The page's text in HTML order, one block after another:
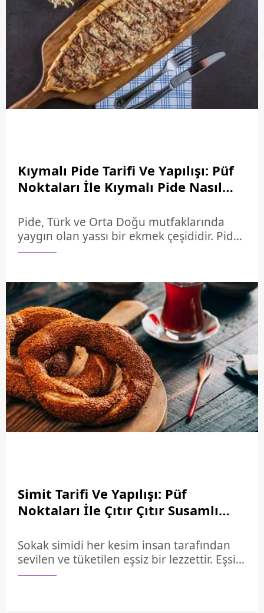
Kıymalı Pide Tarifi Ve Yapılışı: Püf
Noktaları İle Kıymalı Pide Nasıl
Pide, Türk ve Orta Doğu mutfaklarında
yaygın olan yassı bir ekmek çeşididir. Pide
tarifi kıymalı, patatesli, peynirli, pastırmalı
ayrılmaktadır. Pide tarifi denilince akla ilk
gelen lezzet kıymalı pide tarifidir. Eşsiz
lezzetiyle ve mis kokusuyla pide tarifi
sofranızdan hiç eksik olmayacak. Un, yağ,
kurumaya, şeker gibi malzemelerle
yapılan hamura kıyma, soğan, yeşilbiber
gibi malzemelerle iç harç hazırlanmaktadır.
Eşsiz lezzetiyle misafir sofralarında
başköşeye kurulacak pide tarifi: Kıymalı
pide nasıl yapılır?
Simit Tarifi Ve Yapılışı: Püf
Noktaları İle Çıtır Çıtır Susamlı
Malzemeleri Neler?
Sokak simidi her kesim insan tarafından
sevilen ve tüketilen eşsiz bir lezzettir. Eşsiz
kokusu ve çıtır çıtır görüntüsüyle iştahımızı